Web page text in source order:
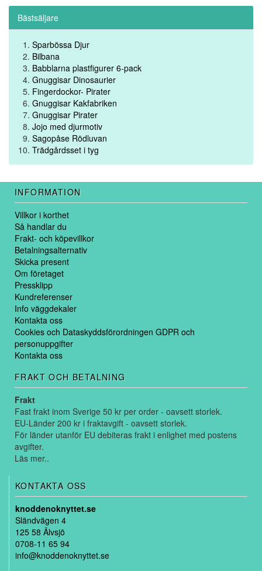
Bästsäljare
Sparbössa Djur
Bilbana
Babblarna plastfigurer 6-pack
Gnuggisar Dinosaurier
Fingerdockor- Pirater
Gnuggisar Kakfabriken
Gnuggisar Pirater
Jojo med djurmotiv
Sagopåse Rödluvan
Trädgårdsset i tyg
INFORMATION
Villkor i korthet
Så handlar du
Frakt- och köpevillkor
Betalningsalternativ
Skicka present
Om företaget
Pressklipp
Kundreferenser
Info väggdekaler
Kontakta oss
Cookies och Dataskyddsförordningen GDPR och
personuppgifter
Kontakta oss
FRAKT OCH BETALNING
Frakt
Fast frakt inom Sverige 50 kr per order - oavsett storlek.
EU-Länder 200 kr i fraktavgift - oavsett storlek.
För länder utanför EU debiteras frakt i enlighet med postens
avgifter.
Läs mer..
KONTAKTA OSS
knoddenoknyttet.se
Sländvägen 4
125 58 Älvsjö
0708-11 65 94
info@knoddenoknyttet.se